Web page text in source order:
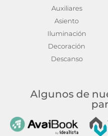
Auxiliares
Asiento
Iluminación
Decoración
Descanso
Algunos de